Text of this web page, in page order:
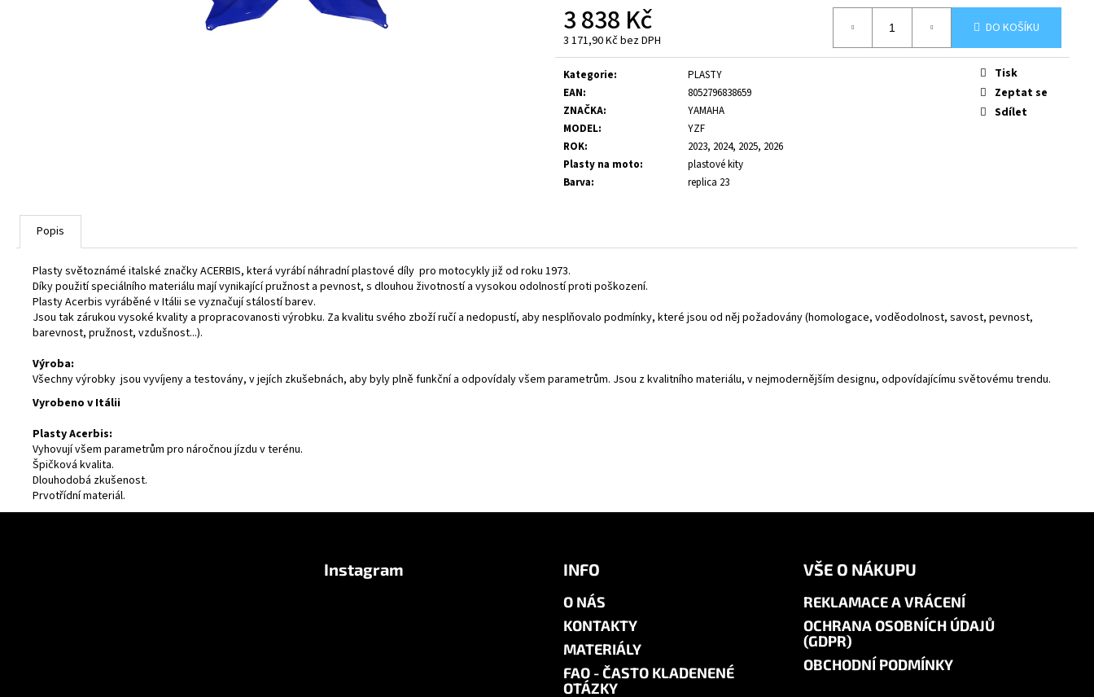
3 838 Kč
3 171,90 Kč bez DPH
Měrná
cena:
DO KOŠÍKU
Kategorie:
PLASTY
EAN:
8052796838659
ZNAČKA:
YAMAHA
MODEL:
YZF
ROK:
2023, 2024, 2025, 2026
Plasty na moto:
plastové kity
Barva: replica 23
Tisk
Zeptat se
Sdílet
Popis
Plasty světoznámé italské značky ACERBIS, která vyrábí náhradní plastové díly pro motocykly již od roku 1973.
Díky použití speciálního materiálu mají vynikající pružnost a pevnost, s dlouhou životností a vysokou odolností proti poškození.
Plasty Acerbis vyráběné v Itálii se vyznačují stálostí barev.
Jsou tak zárukou vysoké kvality a propracovanosti výrobku. Za kvalitu svého zboží ručí a nedopustí, aby nesplňovalo podmínky, které jsou od něj požadovány (homologace, voděodolnost, savost, pevnost,
barevnost, pružnost, vzdušnost...).
Výroba:
Všechny výrobky jsou vyvíjeny a testovány, v jejích zkušebnách, aby byly plně funkční a odpovídaly všem parametrům. Jsou z kvalitního materiálu, v nejmodernějším designu, odpovídajícímu světovému trendu.
Vyrobeno v Itálii
Plasty Acerbis:
Vyhovují všem parametrům pro náročnou jízdu v terénu.
Špičková kvalita.
Dlouhodobá zkušenost.
Prvotřídní materiál.
Instagram INFO
O NÁS
KONTAKTY
MATERIÁLY
FAQ - ČASTO KLADENENÉ
OTÁZKY
VŠE O NÁKUPU
REKLAMACE A VRÁCENÍ
OCHRANA OSOBNÍCH ÚDAJŮ
(GDPR)
OBCHODNÍ PODMÍNKY